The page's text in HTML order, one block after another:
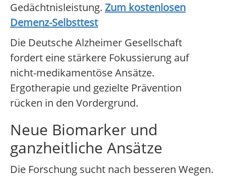
Gedächtnisleistung. Zum kostenlosen
Demenz-Selbsttest
Die Deutsche Alzheimer Gesellschaft
fordert eine stärkere Fokussierung auf
nicht-medikamentöse Ansätze.
Ergotherapie und gezielte Prävention
rücken in den Vordergrund.
Neue Biomarker und
ganzheitliche Ansätze
Die Forschung sucht nach besseren Wegen.